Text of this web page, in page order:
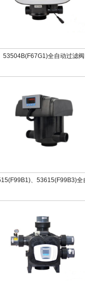
53504B(F67G1)全自动过滤阀